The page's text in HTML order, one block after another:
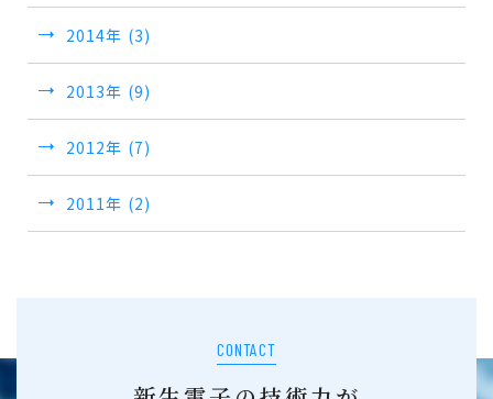
2014年 (3)
2013年 (9)
2012年 (7)
2011年 (2)
CONTACT